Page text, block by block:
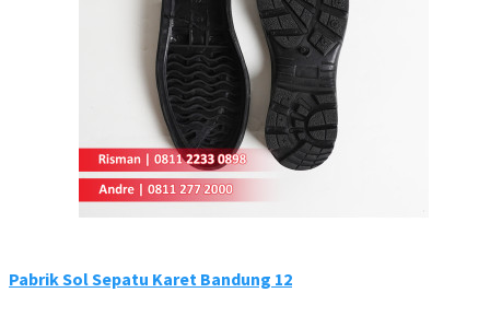
Pabrik Sol Sepatu Karet Bandung 12